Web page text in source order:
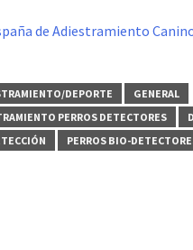
de Adiestramiento
DEPORTE
GENERAL
PERROS DETECTORES
PERROS BIO-